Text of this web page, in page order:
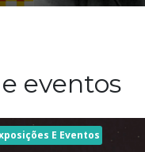
eventos
E Eventos